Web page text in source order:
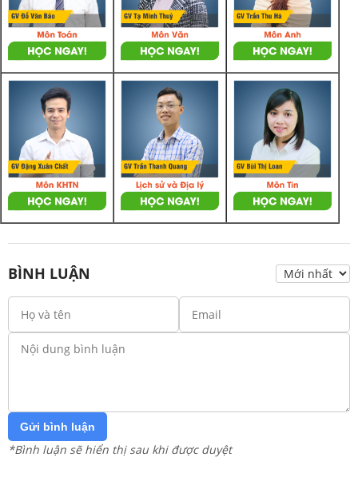
BÌNH LUẬN
Gửi bình luận
*Bình luận sẽ hiển thị sau khi được duyệt